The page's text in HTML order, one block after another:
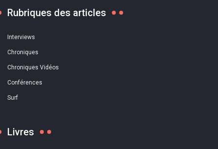
Rubriques des articles
Interviews
Chroniques
Chroniques Vidéos
Conférences
Surf
Livres